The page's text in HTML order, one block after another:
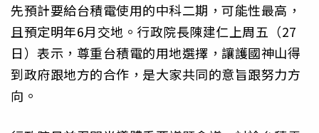
先預計要給台積電使用的中科二期，可能性最高，
且預定明年6月交地。行政院長陳建仁上周五（27
日）表示，尊重台積電的用地選擇，讓護國神山得
到政府跟地方的合作，是大家共同的意旨跟努力方
向。